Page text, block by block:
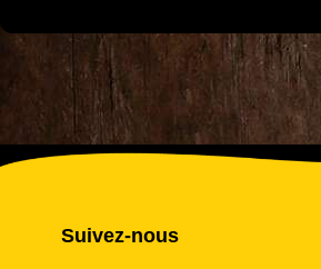
Suivez-nous